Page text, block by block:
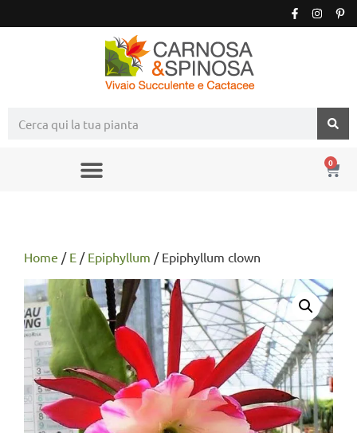
0
Home / E / Epiphyllum / Epiphyllum clown